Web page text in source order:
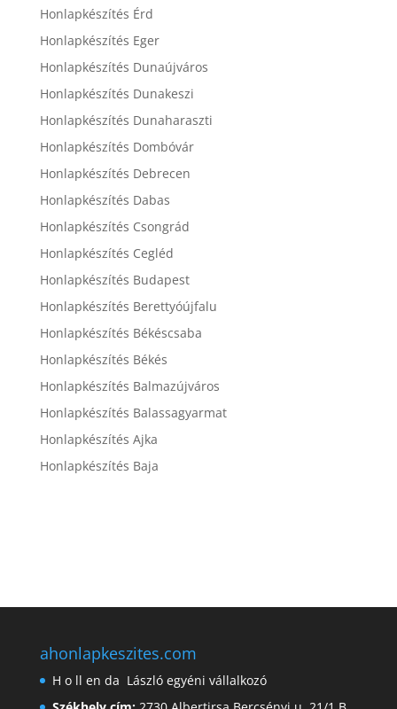
Honlapkészítés Érd
Honlapkészítés Eger
Honlapkészítés Dunaújváros
Honlapkészítés Dunakeszi
Honlapkészítés Dunaharaszti
Honlapkészítés Dombóvár
Honlapkészítés Debrecen
Honlapkészítés Dabas
Honlapkészítés Csongrád
Honlapkészítés Cegléd
Honlapkészítés Budapest
Honlapkészítés Berettyóújfalu
Honlapkészítés Békéscsaba
Honlapkészítés Békés
Honlapkészítés Balmazújváros
Honlapkészítés Balassagyarmat
Honlapkészítés Ajka
Honlapkészítés Baja
ahonlapkeszites.com
H o ll en da László egyéni vállalkozó